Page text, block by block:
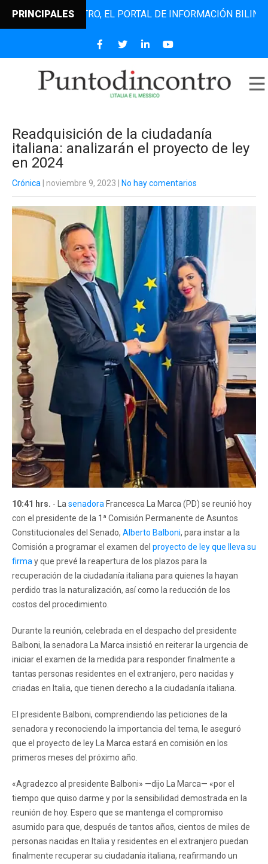
PRINCIPALES EL PORTAL DE INFORMACIÓN BILINGÜE
Readquisición de la ciudadanía
italiana: analizarán el proyecto de ley
en 2024
Crónica | noviembre 9, 2023 No hay comentarios
10:41 hrs. - La senadora Francesca La Marca (PD) se reunió hoy
con el presidente de la 1ª Comisión Permanente de Asuntos
Constitucionales del Senado, Alberto Balboni, para instar a la
Comisión a programar el examen del proyecto de ley que lleva su
firma y que prevé la reapertura de los plazos para la
recuperación de la ciudadanía italiana para quienes la hayan
perdido tras la naturalización, así como la reducción de los
costos del procedimiento.
Durante la reunión, celebrada en el despacho del presidente
Balboni, la senadora La Marca insistió en reiterar la urgencia de
iniciar el examen de la medida para responder finalmente a
tantas personas residentes en el extranjero, pero nacidas y
criadas en Italia, que tienen derecho a la ciudadanía italiana.
El presidente Balboni, comprendiendo las peticiones de la
senadora y reconociendo la importancia del tema, le aseguró
que el proyecto de ley La Marca estará en comisión en los
primeros meses del próximo año.
«Agradezco al presidente Balboni» —dijo La Marca— «por el
tiempo que quiso darme y por la sensibilidad demostrada en la
reunión de hoy. Espero que se mantenga el compromiso
asumido para que, después de tantos años, cientos de miles de
personas nacidas en Italia y residentes en el extranjero puedan
finalmente recuperar su ciudadanía italiana, reafirmando un